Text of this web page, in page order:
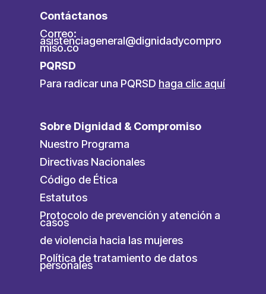
Contáctanos
Correo:
asistenciageneral@dignidadycompro
miso.co
PQRSD
Para radicar una PQRSD haga clic aquí
Sobre Dignidad & Compromiso
Nuestro Programa
Directivas Nacionales
Código de Ética
Estatutos
Protocolo de prevención y atención a
casos
de violencia hacia las mujeres
Política de tratamiento de datos
personales